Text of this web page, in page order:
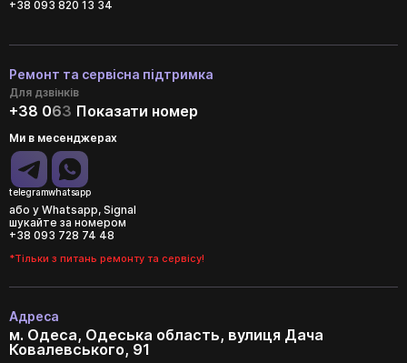
+38 093 820 13 34
Ремонт та сервісна підтримка
Для дзвінків
+38 063 Показати номер
Ми в месенджерах
telegramwhatsapp
або у Whatsapp, Signal
шукайте за номером
+38 093 728 74 48
*Тільки з питань ремонту та сервісу!
Адреса
м. Одеса, Одеська область, вулиця Дача
Ковалевського, 91